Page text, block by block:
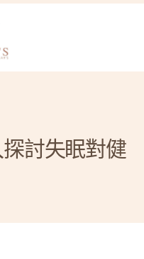
討失眠對健